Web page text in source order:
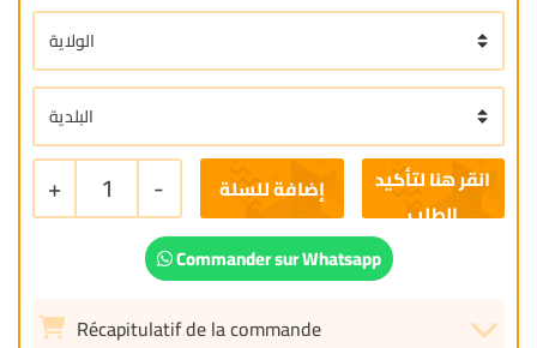
+ 1 - إضافة للسلة
Commander sur Whatsapp
Récapitulatif de la commande